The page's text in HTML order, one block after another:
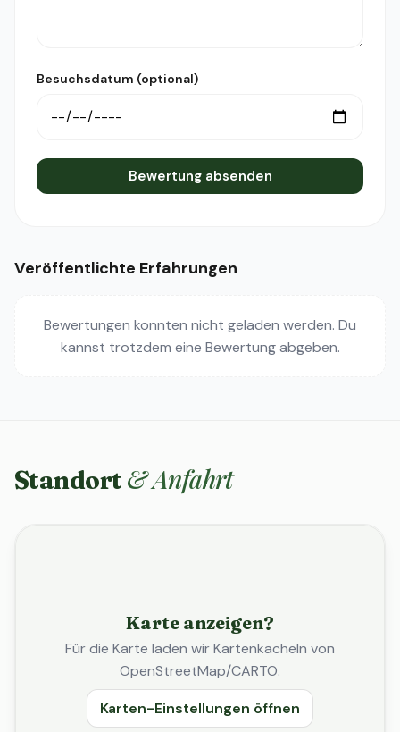
Besuchsdatum (optional)
Bewertung absenden
Veröffentlichte Erfahrungen
Bewertungen konnten nicht geladen werden. Du
kannst trotzdem eine Bewertung abgeben.
Standort & Anfahrt
Karte anzeigen?
Für die Karte laden wir Kartenkacheln von
OpenStreetMap/CARTO.
Karten-Einstellungen öffnen